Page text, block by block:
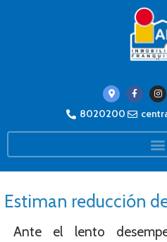
8020200
Estiman reducción
Ante el lento